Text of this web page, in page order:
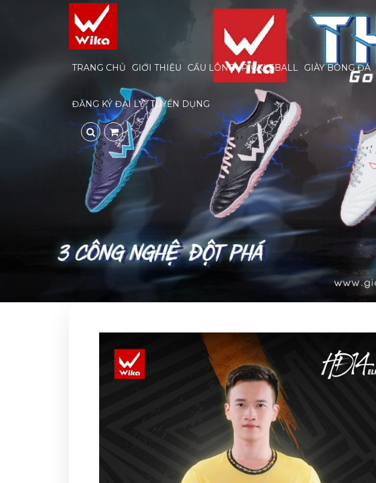
TRANG CHỦ GIỚI THIỆU CẦU LÔNG PICKLEBALL GIÀY BÓNG ĐÁ
ĐĂNG KÝ ĐẠI LÝ TUYỂN DỤNG